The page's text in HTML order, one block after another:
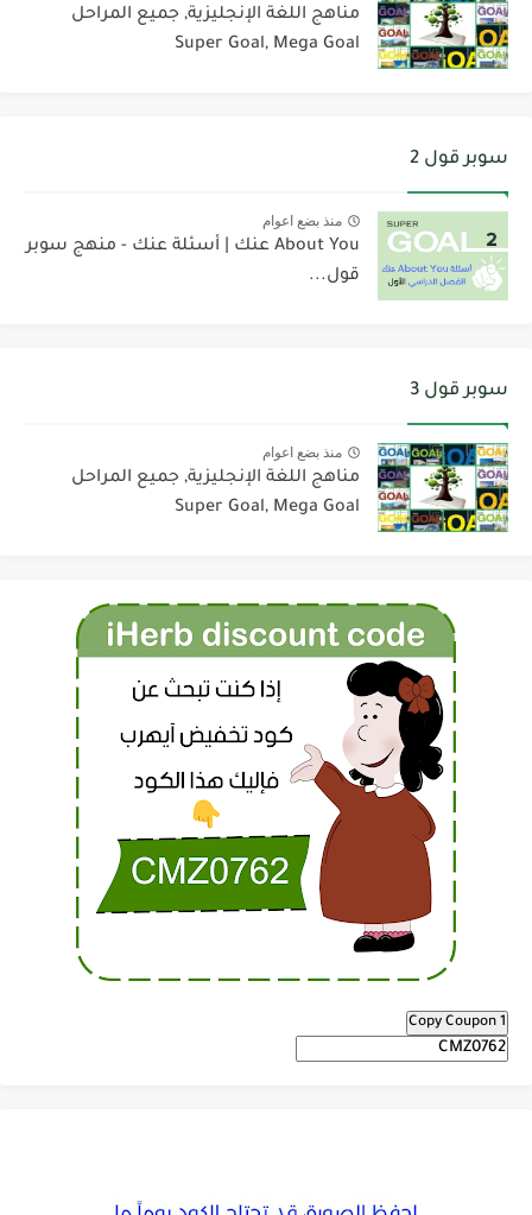
مناهج اللغة الإنجليزية, جميع المراحل
Super Goal, Mega Goal
سوبر قول 2
منذ بضع اعوام
About You عنك | أسئلة عنك - منهج سوبر
قول...
سوبر قول 3
منذ بضع اعوام
مناهج اللغة الإنجليزية, جميع المراحل
Super Goal, Mega Goal
Copy Coupon 1